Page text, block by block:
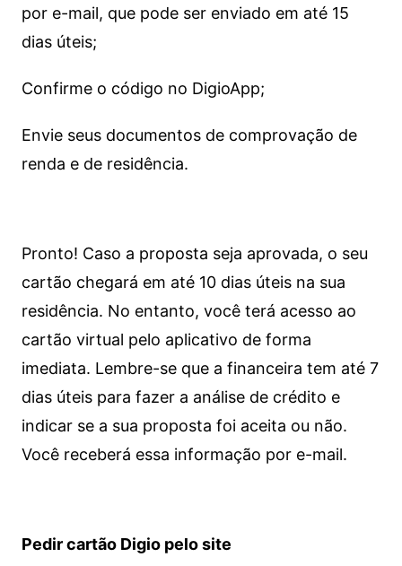
por e-mail, que pode ser enviado em até 15
dias úteis;
Confirme o código no DigioApp;
Envie seus documentos de comprovação de
renda e de residência.
Pronto! Caso a proposta seja aprovada, o seu
cartão chegará em até 10 dias úteis na sua
residência. No entanto, você terá acesso ao
cartão virtual pelo aplicativo de forma
imediata. Lembre-se que a financeira tem até 7
dias úteis para fazer a análise de crédito e
indicar se a sua proposta foi aceita ou não.
Você receberá essa informação por e-mail.
Pedir cartão Digio pelo site